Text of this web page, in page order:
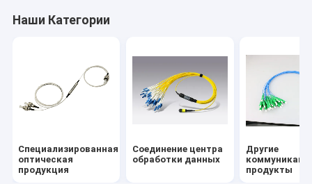
Наши Категории
Специализированная
оптическая
продукция
Соединение центра
обработки данных
Другие
продукты